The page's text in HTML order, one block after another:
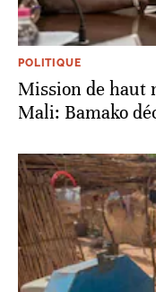
POLITIQUE
Mission de haut
Mali: Bamako